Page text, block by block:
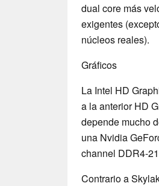
dual core más
exigentes
núcleos reales).
Gráficos
La Intel HD
a la anterior HD
depende mucho
una Nvidia
channel DDR4-
Contrario a